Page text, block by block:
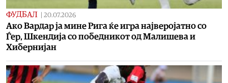
ФУДБАЛ 20.07.2026
Ако Вардар ја мине Рига ќе игра најверојатно со
Ѓер, Шкендија со победникот од Малишева и
Хибернијан